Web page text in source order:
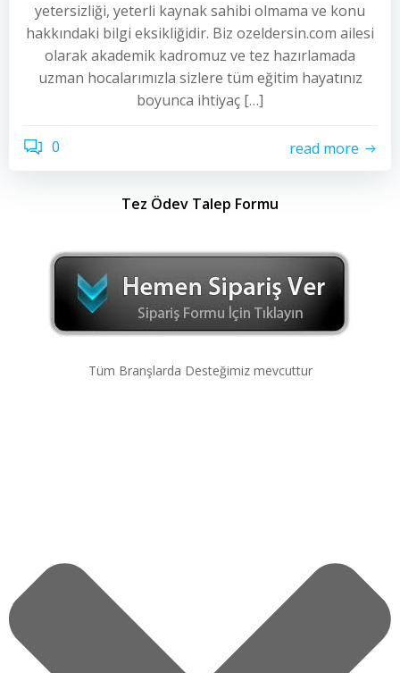
yetersizliği, yeterli kaynak sahibi olmama ve konu
hakkındaki bilgi eksikliğidir. Biz ozeldersin.com ailesi
olarak akademik kadromuz ve tez hazırlamada
uzman hocalarımızla sizlere tüm eğitim hayatınız
boyunca ihtiyaç […]
0 read more
Tez Ödev Talep Formu
Tüm Branşlarda Desteğimiz mevcuttur